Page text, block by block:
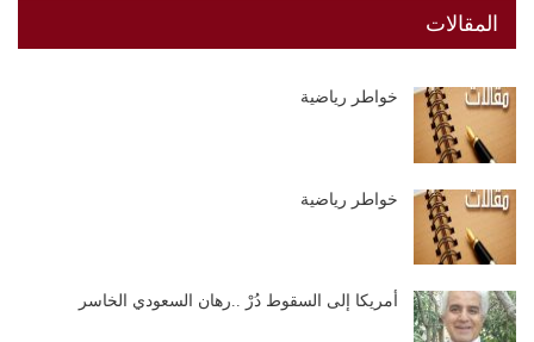
المقالات
خواطر رياضية
خواطر رياضية
أمريكا إلى السقوط دُرْ ..رهان السعودي الخاسر